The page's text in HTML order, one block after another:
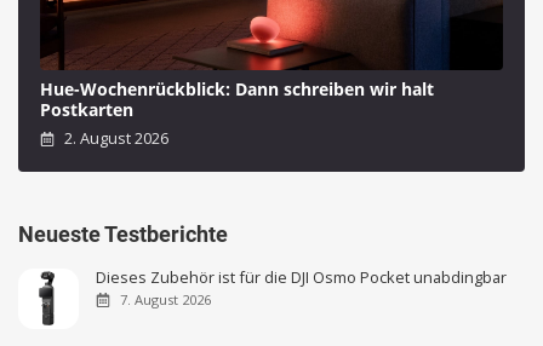
Hue-Wochenrückblick: Dann schreiben wir halt
Postkarten
2. August 2026
Neueste Testberichte
Dieses Zubehör ist für die DJI Osmo Pocket unabdingbar
7. August 2026